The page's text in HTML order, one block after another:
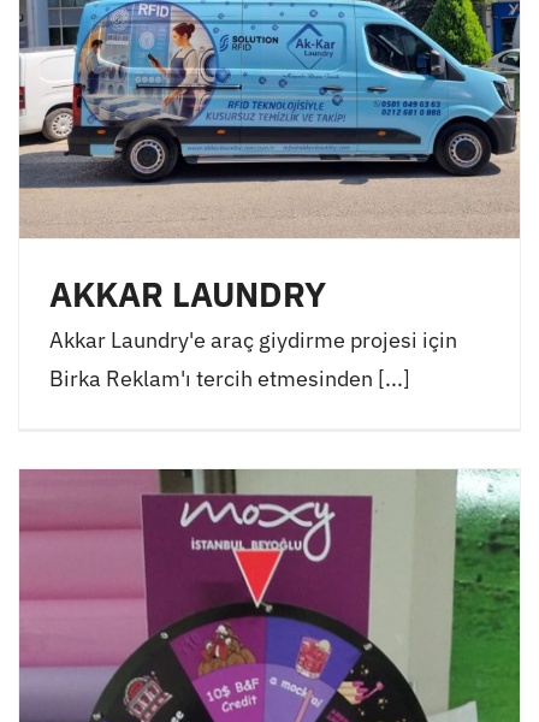
AKKAR LAUNDRY
Akkar Laundry'e araç giydirme projesi için
Birka Reklam'ı tercih etmesinden [...]